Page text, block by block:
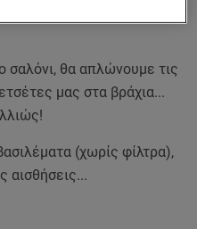
σαλόνι, θα απλώνουμε τις
μας στα βράχια...
(χωρίς φίλτρα),
αισθήσεις...